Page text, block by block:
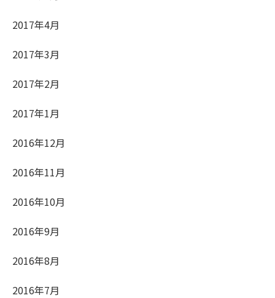
2017年4月
2017年3月
2017年2月
2017年1月
2016年12月
2016年11月
2016年10月
2016年9月
2016年8月
2016年7月